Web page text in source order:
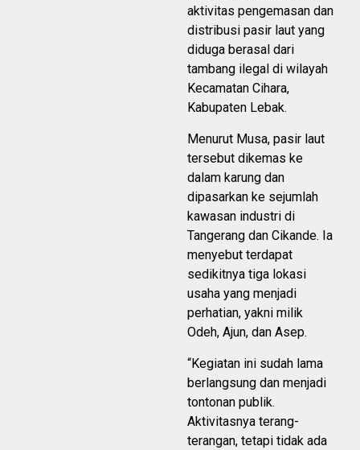
aktivitas pengemasan dan
distribusi pasir laut yang
diduga berasal dari
tambang ilegal di wilayah
Kecamatan Cihara,
Kabupaten Lebak.
Menurut Musa, pasir laut
tersebut dikemas ke
dalam karung dan
dipasarkan ke sejumlah
kawasan industri di
Tangerang dan Cikande. Ia
menyebut terdapat
sedikitnya tiga lokasi
usaha yang menjadi
perhatian, yakni milik
Odeh, Ajun, dan Asep.
“Kegiatan ini sudah lama
berlangsung dan menjadi
tontonan publik.
Aktivitasnya terang-
terangan, tetapi tidak ada